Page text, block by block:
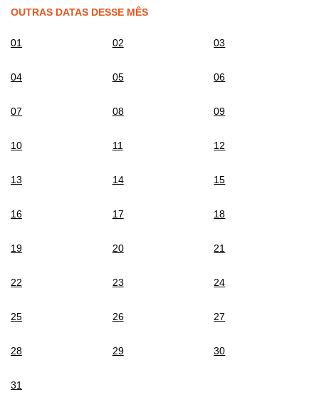
OUTRAS DATAS DESSE MÊS
01 02 03
04 05 06
07 08 09
10 11 12
13 14 15
16 17 18
19 20 21
22 23 24
25 26 27
28 29 30
31